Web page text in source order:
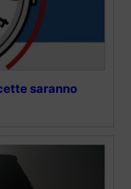
saranno